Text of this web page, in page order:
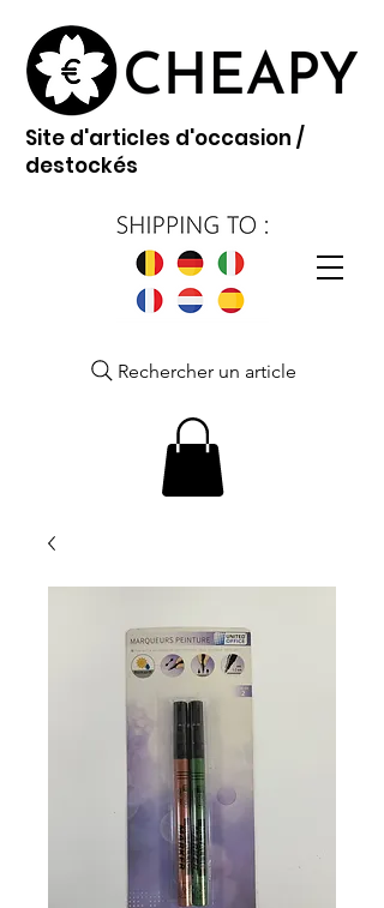
Site d'articles d'occasion /
destockés
Rechercher un article